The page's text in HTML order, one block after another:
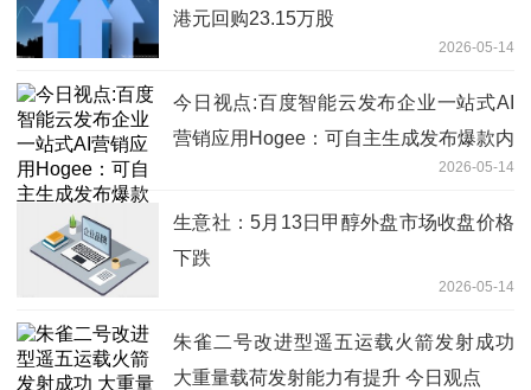
港元回购23.15万股
2026-05-14
今日视点:百度智能云发布企业一站式AI
营销应用Hogee：可自主生成发布爆款内
2026-05-14
生意社：5月13日甲醇外盘市场收盘价格
下跌
2026-05-14
朱雀二号改进型遥五运载火箭发射成功
大重量载荷发射能力有提升 今日观点